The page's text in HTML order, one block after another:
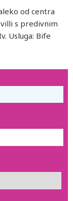
od centra
s predivnim
Usluga: Bife